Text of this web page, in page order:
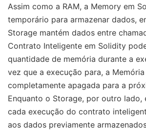
Assim como a RAM, a Memory em
temporário para armazenar dados,
Storage mantém dados entre
Contrato Inteligente em Solidity
quantidade de memória durante a
vez que a execução para, a
completamente apagada para a
Enquanto o Storage, por outro lado,
cada execução do contrato
aos dados previamente